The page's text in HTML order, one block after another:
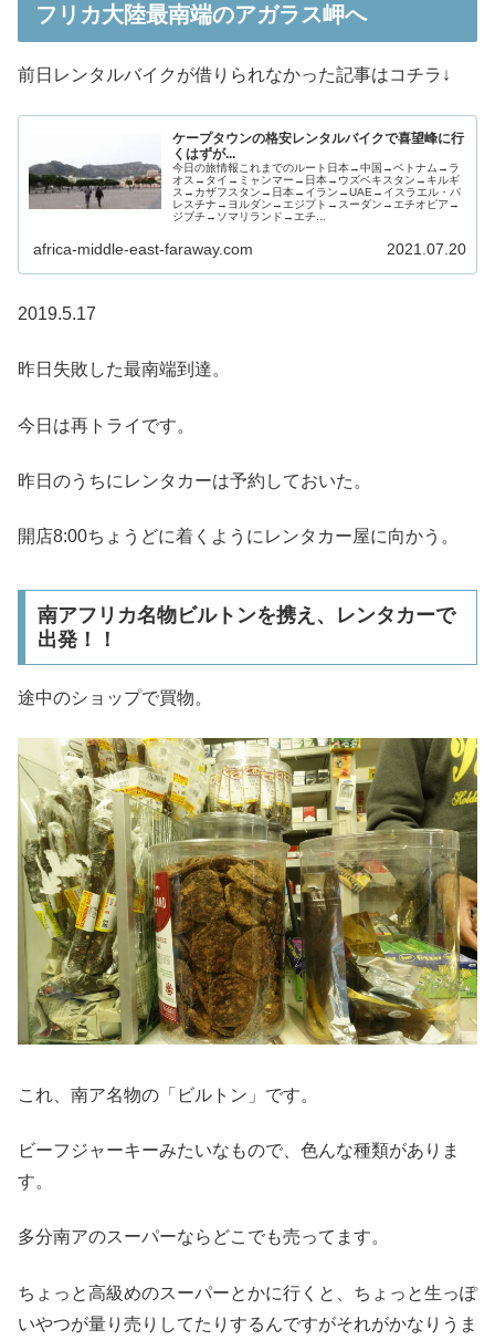
フリカ大陸最南端のアガラス岬へ
前日レンタルバイクが借りられなかった記事はコチラ↓
ケープタウンの格安レンタルバイクで喜望峰に行
くはずが...
今日の旅情報これまでのルート日本→中国→ベトナム→ラ
オス→タイ→ミャンマー→日本→ウズベキスタン→キルギ
ス→カザフスタン→日本→イラン→UAE→イスラエル・パ
レスチナ→ヨルダン→エジプト→スーダン→エチオピア→
ジブチ→ソマリランド→エチ...
africa-middle-east-faraway.com 2021.07.20
2019.5.17
昨日失敗した最南端到達。
今日は再トライです。
昨日のうちにレンタカーは予約しておいた。
開店8:00ちょうどに着くようにレンタカー屋に向かう。
南アフリカ名物ビルトンを携え、レンタカーで
出発！！
途中のショップで買物。
これ、南ア名物の「ビルトン」です。
ビーフジャーキーみたいなもので、色んな種類がありま
す。
多分南アのスーパーならどこでも売ってます。
ちょっと高級めのスーパーとかに行くと、ちょっと生っぽ
いやつが量り売りしてたりするんですがそれがかなりうま